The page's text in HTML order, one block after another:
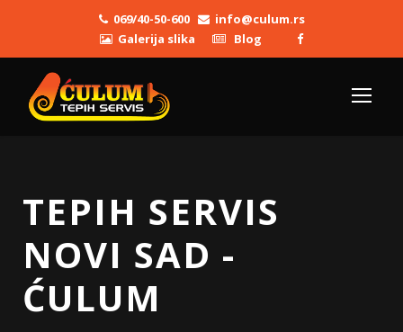
069/40-50-600
info@culum.rs
Galerija slika
Blog
TEPIH SERVIS
NOVI SAD -
ĆULUM